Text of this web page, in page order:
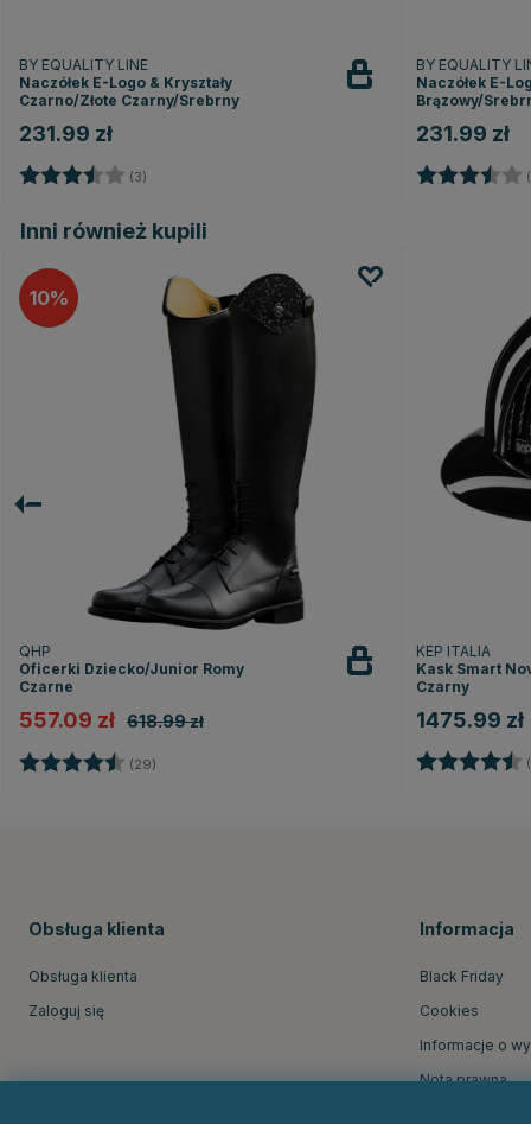
BY EQUALITY LINE
Naczółek E-Logo & Kryształy
Czarno/Złote Czarny/Srebrny
231.99 zł
Ocena: (3)
BY EQUALITY
Naczółek E-
Brązowy/
231.99 zł
Ocena:
Inni również kupili
10
QHP
Oficerki Dziecko/Junior Romy
Czarne
557.09 zł 618.99 zł
Ocena: (29)
KEP ITALIA
Kask Smart
Czarny
1475.99 zł
Ocena:
Obsługa klienta
Obsługa klienta
Zaloguj się
Informacja
Black Friday
Cookies
Informacje o
Nota prawna